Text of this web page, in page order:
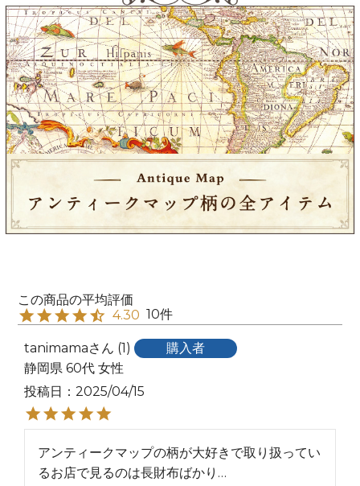
4.30 10
tanimama 1
購入者
静岡県 60代 女性
投稿日
2025/04/15
アンティークマップの柄が大好きで取り扱ってい
るお店で見るのは長財布ばかり…